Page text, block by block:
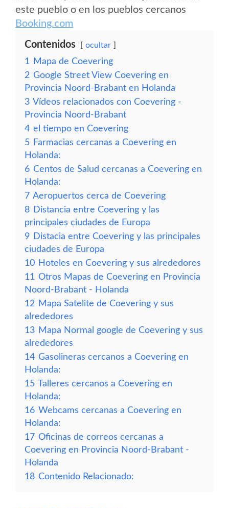
este pueblo o en los pueblos cercanos
Booking.com
Contenidos ocultar
1
Mapa de Coevering
2 Google Street View Coevering en
Provincia Noord-Brabant en Holanda
3 Vídeos relacionados con Coevering -
Provincia Noord-Brabant
4 el tiempo en Coevering
5 Farmacias cercanas a Coevering en
Holanda:
6 Centos de Salud cercanas a Coevering en
Holanda:
7 Aeropuertos cerca de Coevering
8 Distancia entre Coevering y las
principales ciudades de Europa
9 Distacia entre Coevering y las principales
ciudades de Europa
10 Hoteles en Coevering y sus alrededores
11 Otros Mapas de Coevering en Provincia
Noord-Brabant - Holanda
12 Mapa Satelite de Coevering y sus
alrededores
13 Mapa Normal google de Coevering y sus
alrededores
14 Gasolineras cercanos a Coevering en
Holanda:
15 Talleres cercanos a Coevering en
Holanda:
16 Webcams cercanas a Coevering en
Holanda:
17 Oficinas de correos cercanas a
Coevering en Provincia Noord-Brabant -
Holanda
18 Contenido Relacionado: